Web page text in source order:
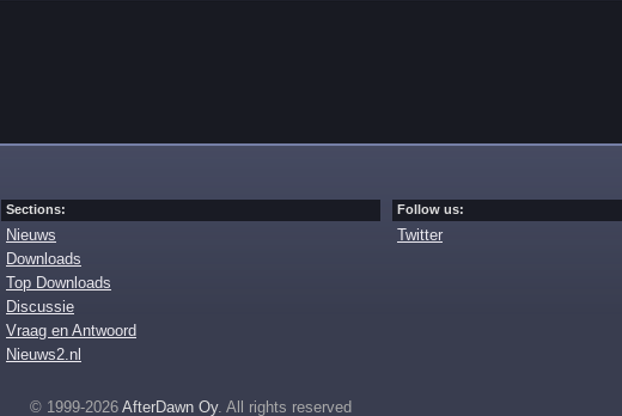
Sections:
Nieuws
Downloads
Top Downloads
Discussie
Vraag en Antwoord
Nieuws2.nl
Follow us:
Twitter
© 1999-2026 AfterDawn Oy. All rights reserved